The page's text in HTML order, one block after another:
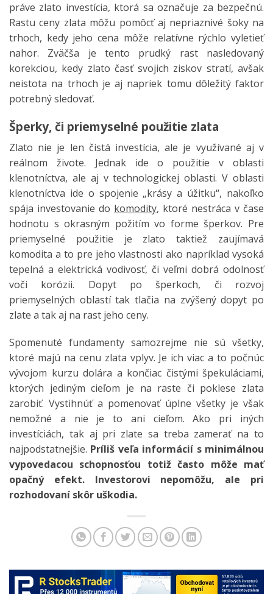
práve zlato investícia, ktorá sa označuje za bezpečnú.
Rastu ceny zlata môžu pomôcť aj nepriaznivé šoky na
trhoch, kedy jeho cena môže relatívne rýchlo vyletieť
nahor. Zväčša je tento prudký rast nasledovaný
korekciou, kedy zlato časť svojich ziskov stratí, avšak
neistota na trhoch je aj napriek tomu dôležitý faktor
potrebný sledovať.
Šperky, či priemyselné použitie zlata
Zlato nie je len čistá investícia, ale je využívané aj v
reálnom živote. Jednak ide o použitie v oblasti
klenotníctva, ale aj v technologickej oblasti. V oblasti
klenotníctva ide o spojenie „krásy a úžitku“, nakoľko
spája investovanie do komodity, ktoré nestráca v čase
hodnotu s okrasným požitím vo forme šperkov. Pre
priemyselné použitie je zlato taktiež zaujímavá
komodita a to pre jeho vlastnosti ako napríklad vysoká
tepelná a elektrická vodivosť, či veľmi dobrá odolnosť
voči korózii. Dopyt po šperkoch, či rozvoj
priemyselných oblastí tak tlačia na zvýšený dopyt po
zlate a tak aj na rast jeho ceny.
Spomenuté fundamenty samozrejme nie sú všetky,
ktoré majú na cenu zlata vplyv. Je ich viac a to počnúc
vývojom kurzu dolára a končiac čistými špekuláciami,
ktorých jediným cieľom je na raste či poklese zlata
zarobiť. Vystihnúť a pomenovať úplne všetky je však
nemožné a nie je to ani cieľom. Ako pri iných
investíciách, tak aj pri zlate sa treba zamerať na to
najpodstatnejšie. Príliš veľa informácií s minimálnou
vypovedacou schopnosťou totiž často môže mať
opačný efekt. Investorovi nepomôžu, ale pri
rozhodovaní skôr uškodia.